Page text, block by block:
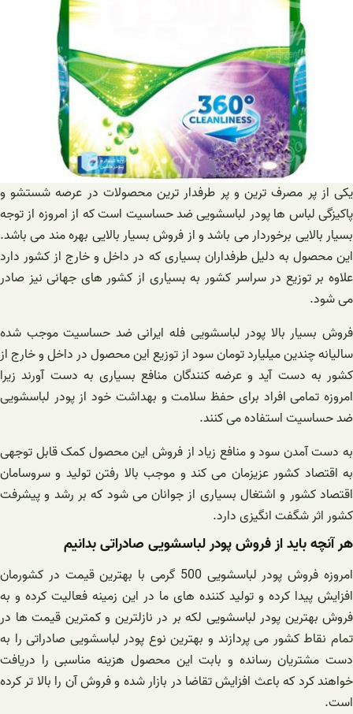
یکی از پر مصرف ترین و پر طرفدار ترین محصولات در عرصه شستشو و
پاکیزگی لباس ها پودر لباسشویی ضد حساسیت است که از امروزه از توجه
بسیار بالایی برخوردار می باشد و از فروش بسیار بالایی بهره مند می باشد.
این محصول به دلیل طرفداران بسیاری که در داخل و خارج از کشور دارد
علاوه بر توزیع در سراسر کشور به بسیاری از کشور های جهانی نیز صادر
می شود.
فروش بسیار بالا پودر لباسشویی فله ایرانی ضد حساسیت موجب شده
سالیانه چندین میلیارد تومان سود از توزیع این محصول در داخل و خارج از
کشور به دست آید و عرضه کنندگان منافع بسیاری به دست آورند زیرا
امروزه تمامی افراد برای حفظ سلامت و بهداشت خود از پودر لباسشویی
ضد حساسیت استفاده می کنند.
به دست آمدن سود و منافع زیاد از فروش این محصول کمک قابل توجهی
به اقتصاد کشور عزیزمان می کند و موجب بالا رفتن تولید و سروسامان
اقتصاد کشور و اشتغال بسیاری از جوانان می شود که بر رشد و پیشرفت
کشور اثر شگفت انگیزی دارد.
هر آنچه باید از فروش پودر لباسشویی صادراتی بدانیم
امروزه فروش پودر لباسشویی 500 گرمی با بهترین قیمت در کشورمان
افزایش پیدا کرده و تولید کننده های ما در این زمینه فعالیت کرده و به
فروش بهترین پودر لباسشویی لکه بر در نازلترین و کمترین قیمت ها در
تمام نقاط کشور می پردازند و بهترین نوع پودر لباسشویی صادراتی را به
دست مشتریان رسانده و بابت این محصول هزینه مناسبی را دریافت
خواهند کرد که باعث افزایش تقاضا در بازار شده و فروش آن را بالا تر کرده
است.